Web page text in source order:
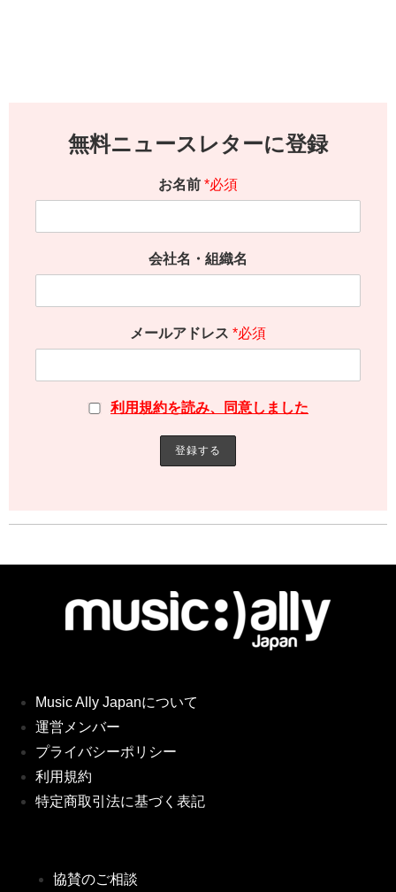
無料ニュースレターに登録
お名前 *必須
会社名・組織名
メールアドレス *必須
利用規約を読み、同意しました
Music Ally Japanについて
運営メンバー
プライバシーポリシー
利用規約
特定商取引法に基づく表記
協賛のご相談